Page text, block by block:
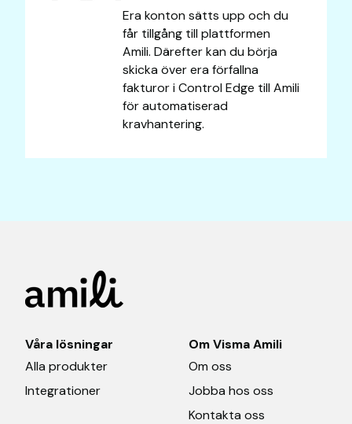
Era konton sätts upp och du
får tillgång till plattformen
Amili. Därefter kan du börja
skicka över era förfallna
fakturor i Control Edge till Amili
för automatiserad
kravhantering.
Våra lösningar
Alla produkter
Integrationer
Om Visma Amili
Om oss
Jobba hos oss
Kontakta oss